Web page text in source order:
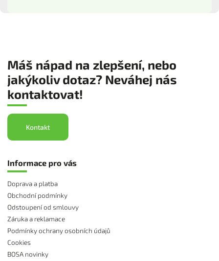
Máš nápad na zlepšení, nebo
jakýkoliv dotaz? Neváhej nás
kontaktovat!
Kontakt
Informace pro vás
Doprava a platba
Obchodní podmínky
Odstoupení od smlouvy
Záruka a reklamace
Podmínky ochrany osobních údajů
Cookies
BOSA novinky